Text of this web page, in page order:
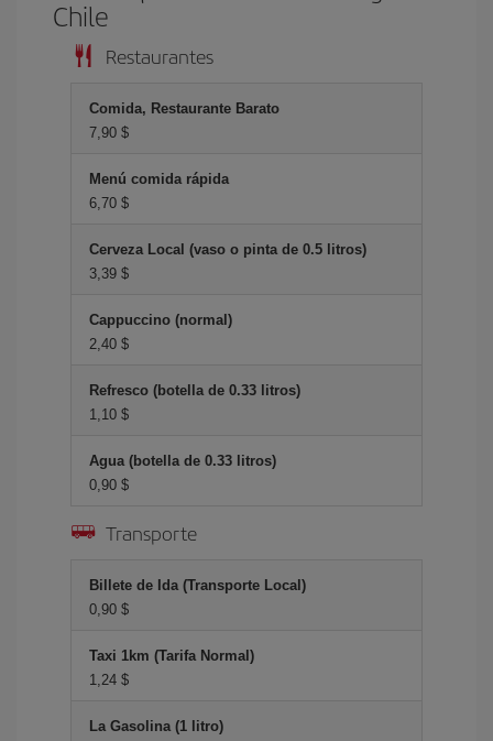
Chile
Restaurantes
Comida, Restaurante Barato
7,90 $
Menú comida rápida
6,70 $
Cerveza Local (vaso o pinta de 0.5 litros)
3,39 $
Cappuccino (normal)
2,40 $
Refresco (botella de 0.33 litros)
1,10 $
Agua (botella de 0.33 litros)
0,90 $
Transporte
Billete de Ida (Transporte Local)
0,90 $
Taxi 1km (Tarifa Normal)
1,24 $
La Gasolina (1 litro)